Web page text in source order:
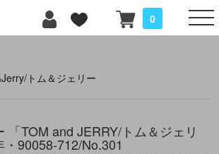
0
トム＆ジェリー
「TOM and JERRY/トム＆ジェリ
90058-712/No.301